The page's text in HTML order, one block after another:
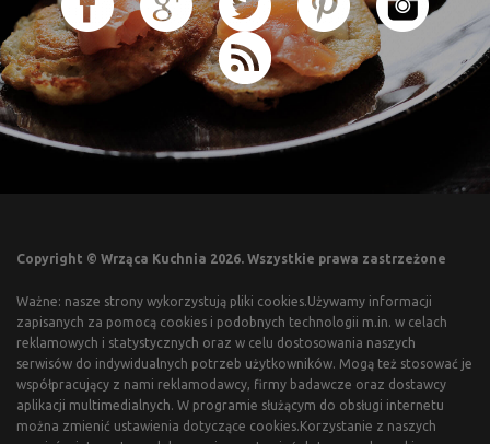
Copyright © Wrząca Kuchnia 2026. Wszystkie prawa zastrzeżone
Ważne: nasze strony wykorzystują pliki cookies.Używamy informacji
zapisanych za pomocą cookies i podobnych technologii m.in. w celach
reklamowych i statystycznych oraz w celu dostosowania naszych
serwisów do indywidualnych potrzeb użytkowników. Mogą też stosować je
współpracujący z nami reklamodawcy, firmy badawcze oraz dostawcy
aplikacji multimedialnych. W programie służącym do obsługi internetu
można zmienić ustawienia dotyczące cookies.Korzystanie z naszych